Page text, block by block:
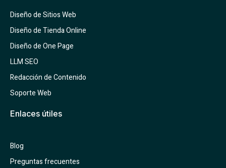
Diseño de Sitios Web
Diseño de Tienda Online
Diseño de One Page
LLM SEO
Redacción de Contenido
Soporte Web
Enlaces útiles
Blog
Preguntas frecuentes